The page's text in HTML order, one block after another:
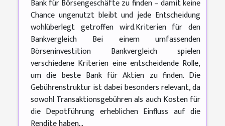
Bank für Börsengeschäfte zu finden – damit keine
Chance ungenutzt bleibt und jede Entscheidung
wohlüberlegt getroffen wird.Kriterien für den
Bankvergleich Bei einem umfassenden
Börseninvestition Bankvergleich spielen
verschiedene Kriterien eine entscheidende Rolle,
um die beste Bank für Aktien zu finden. Die
Gebührenstruktur ist dabei besonders relevant, da
sowohl Transaktionsgebühren als auch Kosten für
die Depotführung erheblichen Einfluss auf die